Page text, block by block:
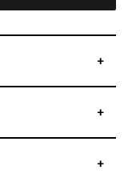
+
+
+